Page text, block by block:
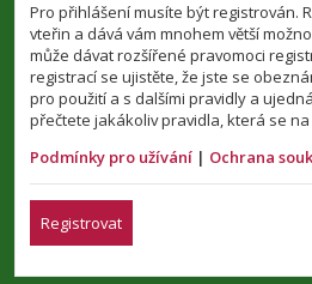
Pro přihlášení musíte být registrován.
vteřin a dává vám mnohem větší
může dávat rozšířené pravomoci
registrací se ujistěte, že jste se
pro použití a s dalšími pravidly a
přečtete jakákoliv pravidla, která se
Podmínky pro užívání | Ochrana
Registrovat